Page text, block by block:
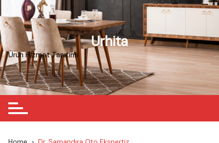
to
content
Urhita
Ürün Hizmet Tanıtımı